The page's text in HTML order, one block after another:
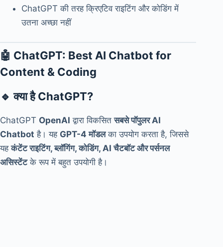
ChatGPT की तरह क्रिएटिव राइटिंग और कोडिंग में
उतना अच्छा नहीं
🤖 ChatGPT: Best AI Chatbot for
Content & Coding
🔹क्या है ChatGPT?
ChatGPT OpenAI द्वारा विकसितसबसे पॉपुलर AI
Chatbot है। यह GPT-4 मॉडलका उपयोग करता है, जिससे
यहकंटेंट राइटिंग, ब्लॉगिंग, कोडिंग, AI चैटबॉट और पर्सनल
असिस्टेंटके रूप में बहुत उपयोगी है।